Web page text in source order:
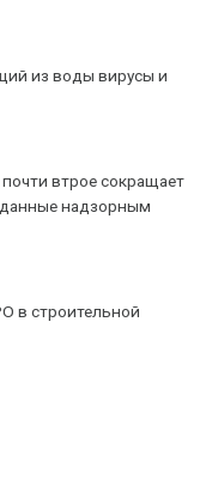
из воды вирусы и
втрое сокращает
данные надзорным
в строительной